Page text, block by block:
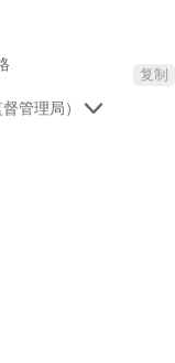
复制
督管理局） 